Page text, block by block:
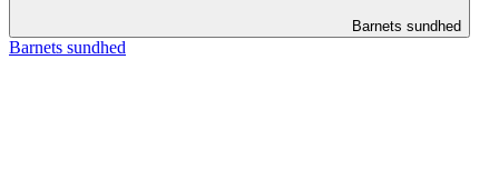
Barnets sundhed
Barnets sundhed